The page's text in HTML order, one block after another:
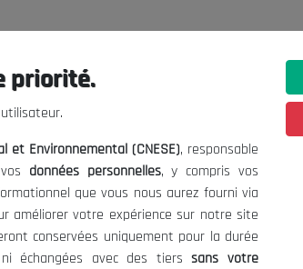
contact@cnese.dz
Suggestions ou Initiatives ?
Newsletter
Inscrivez-vous, soyez le premier à
nos dernières nouvelles.
priorité.
et Environnemental (CNESE), responsable
données personnelles, y compris vos
que vous nous aurez fourni via
améliorer votre expérience sur notre site
conservées uniquement pour la durée
échangées avec des tierssans votre